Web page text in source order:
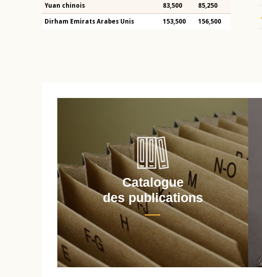
Yuan chinois 83,500 85,250
Dirham Emirats Arabes Unis 153,500 156,500
Catalogue
des publications